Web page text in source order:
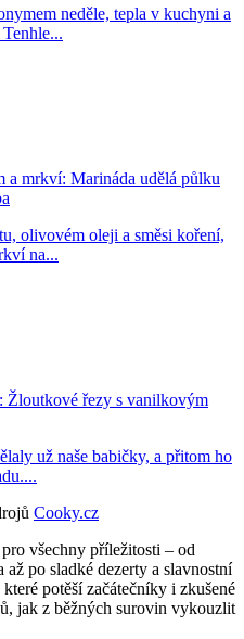
neděle, tepla v kuchyni a
a mrkví: Marináda udělá půlku
olivovém oleji a směsi koření,
na...
Žloutkové řezy s vanilkovým
už naše babičky, a přitom ho
Cooky.cz
všechny příležitosti – od
po sladké dezerty a slavnostní
potěší začátečníky i zkušené
jak z běžných surovin vykouzlit